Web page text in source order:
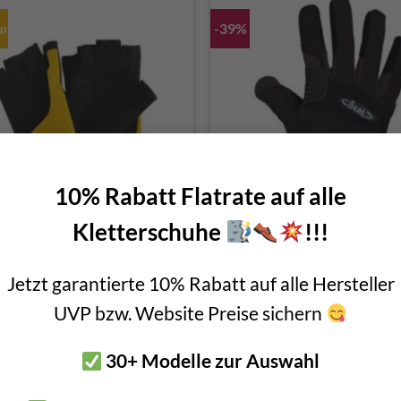
10% Rabatt Flatrate auf alle
Kletterschuhe
!!!
Jetzt garantierte 10% Rabatt auf alle Hersteller
UVP bzw. Website Preise sichern
30+ Modelle zur Auswahl
Rock Falconer 3/4
€19,90
inkl. MwSt.
-39%
Beal Rope Tech Glove
€ 32,90
war:
€ 32,90
€20,00
inkl. MwSt.